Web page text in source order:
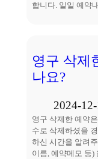
합니다. 일일 예약
영구 삭제
나요?
2024-
영구 삭제한 예약
수로 삭제하셨을
하신 시간을 알려
이름, 예약메모 등)